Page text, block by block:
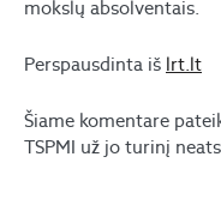
mokslų absolventais.
Perspausdinta iš lrt.lt
Šiame komentare
TSPMI už jo turinį